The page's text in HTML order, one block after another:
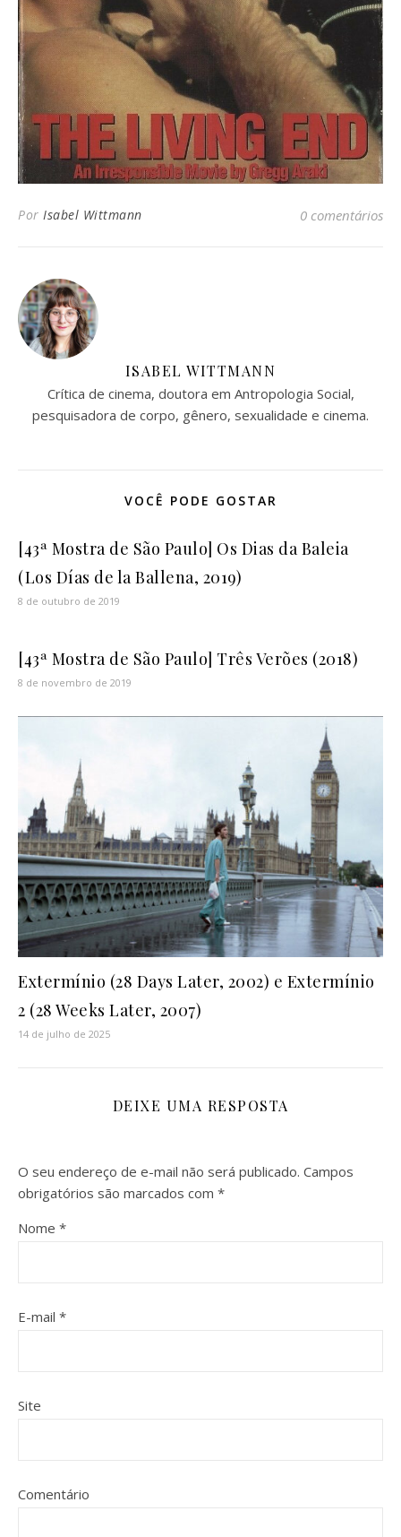
Por Isabel Wittmann 0 comentários
ISABEL WITTMANN
Crítica de cinema, doutora em Antropologia Social,
pesquisadora de corpo, gênero, sexualidade e cinema.
VOCÊ PODE GOSTAR
[43ª Mostra de São Paulo] Os Dias da Baleia
(Los Días de la Ballena, 2019)
8 de outubro de 2019
[43ª Mostra de São Paulo] Três Verões (2018)
8 de novembro de 2019
Extermínio (28 Days Later, 2002) e Extermínio
2 (28 Weeks Later, 2007)
14 de julho de 2025
DEIXE UMA RESPOSTA
O seu endereço de e-mail não será publicado. Campos
obrigatórios são marcados com *
Nome *
E-mail *
Site
Comentário